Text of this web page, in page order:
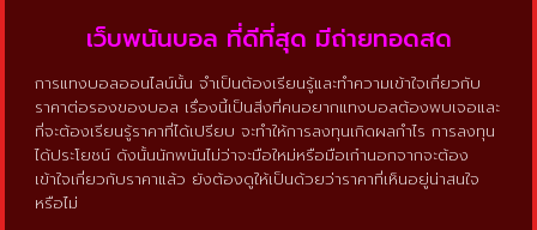
เว็บพนันบอล ที่ดีที่สุด มีถ่ายทอดสด
การแทงบอลออนไลน์นั้น จำเป็นต้องเรียนรู้และทำความเข้าใจเกี่ยวกับ
ราคาต่อรองของบอล เรื่องนี้เป็นสิ่งที่คนอยากแทงบอลต้องพบเจอและ
ที่จะต้องเรียนรู้ราคาที่ได้เปรียบ จะทำให้การลงทุนเกิดผลกำไร การลงทุน
ได้ประโยชน์ ดังนั้นนักพนันไม่ว่าจะมือใหม่หรือมือเก๋านอกจากจะต้อง
เข้าใจเกี่ยวกับราคาแล้ว ยังต้องดูให้เป็นด้วยว่าราคาที่เห็นอยู่น่าสนใจ
หรือไม่